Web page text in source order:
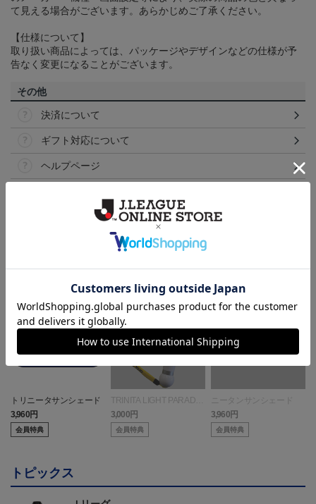
て見える場合がございます。あらかじめご了承ください。
【仕様について】
取り扱い商品によっては、パッケージやデザインなどの仕様が予
告なく変更になることがございます。
その他
決済について
ギフト対応について
ヘルプページ
トリニータサンシェード
3,960円
会員特典
TRINITA LIGHT PARADE
ペンライト白（ニータンv
er.）
3,000円
会員特典
ニータンサンシェード
3,960円
会員特典
トピックス